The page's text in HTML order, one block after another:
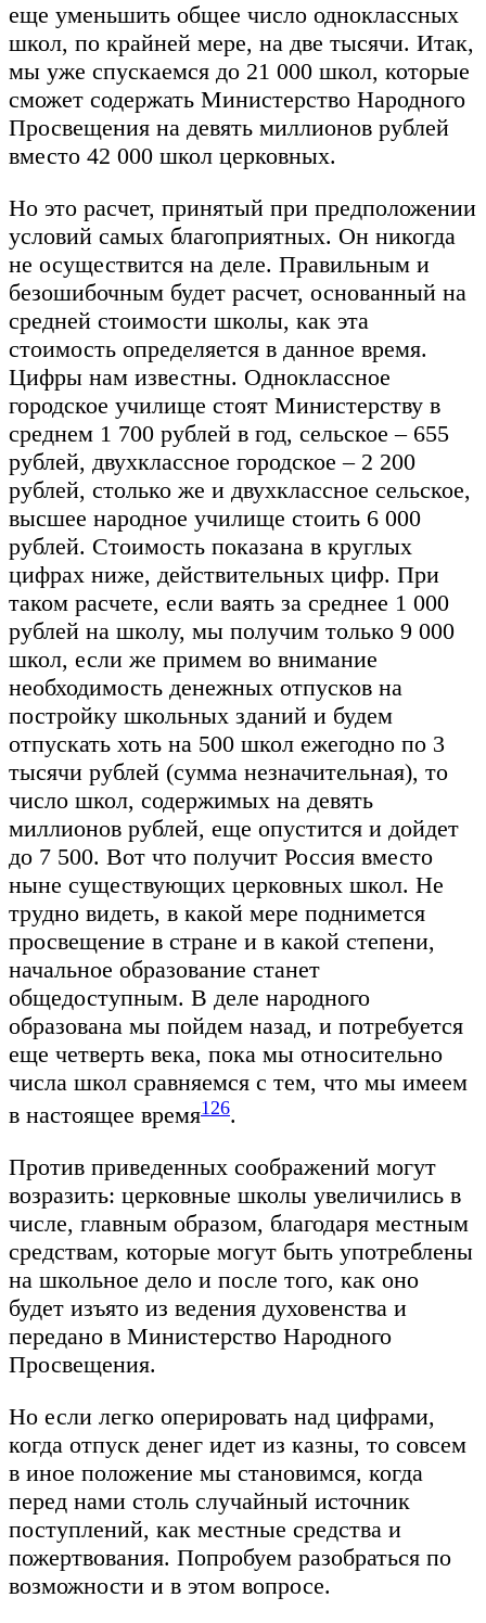
еще уменьшить общее число одноклассных
школ, по крайней мере, на две тысячи. Итак,
мы уже спускаемся до 21 000 школ, которые
сможет содержать Министерство Народного
Просвещения на девять миллионов рублей
вместо 42 000 школ церковных.
Но это расчет, принятый при предположении
условий самых благоприятных. Он никогда
не осуществится на деле. Правильным и
безошибочным будет расчет, основанный на
средней стоимости школы, как эта
стоимость определяется в данное время.
Цифры нам известны. Одноклассное
городское училище стоят Министерству в
среднем 1 700 рублей в год, сельское – 655
рублей, двухклассное городское – 2 200
рублей, столько же и двухклассное сельское,
высшее народное училище стоить 6 000
рублей. Стоимость показана в круглых
цифрах ниже, действительных цифр. При
таком расчете, если ваять за среднее 1 000
рублей на школу, мы получим только 9 000
школ, если же примем во внимание
необходимость денежных отпусков на
постройку школьных зданий и будем
отпускать хоть на 500 школ ежегодно по 3
тысячи рублей (сумма незначительная), то
число школ, содержимых на девять
миллионов рублей, еще опустится и дойдет
до 7 500. Вот что получит Россия вместо
ныне существующих церковных школ. Не
трудно видеть, в какой мере поднимется
просвещение в стране и в какой степени,
начальное образование станет
общедоступным. В деле народного
образована мы пойдем назад, и потребуется
еще четверть века, пока мы относительно
числа школ сравняемся с тем, что мы имеем
в настоящее время126.
Против приведенных соображений могут
возразить: церковные школы увеличились в
числе, главным образом, благодаря местным
средствам, которые могут быть употреблены
на школьное дело и после того, как оно
будет изъято из ведения духовенства и
передано в Министерство Народного
Просвещения.
Но если легко оперировать над цифрами,
когда отпуск денег идет из казны, то совсем
в иное положение мы становимся, когда
перед нами столь случайный источник
поступлений, как местные средства и
пожертвования. Попробуем разобраться по
возможности и в этом вопросе.